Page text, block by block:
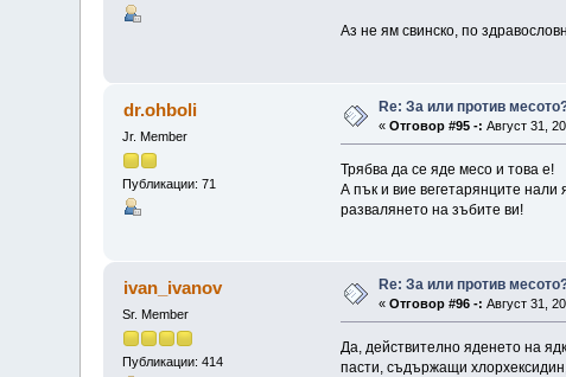
Аз не ям свинско, по
dr.ohboli
Jr. Member
Публикации: 71
Re: За или против
«Отговор #95 -: Август 31,
Трябва да се яде месо и това е!
А пък и вие вегетарянците нали
развалянето на зъбите ви!
ivan_ivanov
Sr. Member
Публикации: 414
Re: За или против
«Отговор #96 -: Август 31,
Да, действително яденето на
пасти, съдържащи